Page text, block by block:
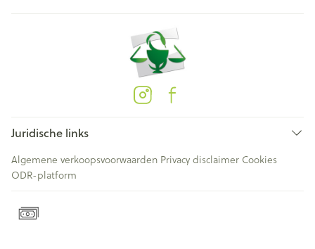
Juridische links
Algemene verkoopsvoorwaarden Privacy disclaimer Cookies
ODR-platform